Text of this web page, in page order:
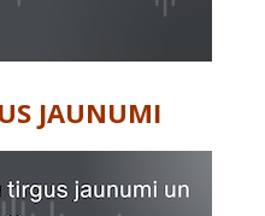
JAUNUMI